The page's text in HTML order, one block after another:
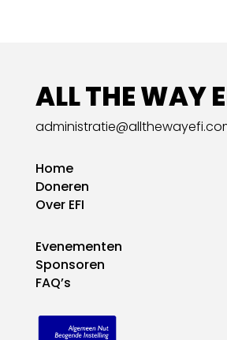
ALL THE WAY
Home
Doneren
Over EFI
Evenementen
Sponsoren
FAQ’s